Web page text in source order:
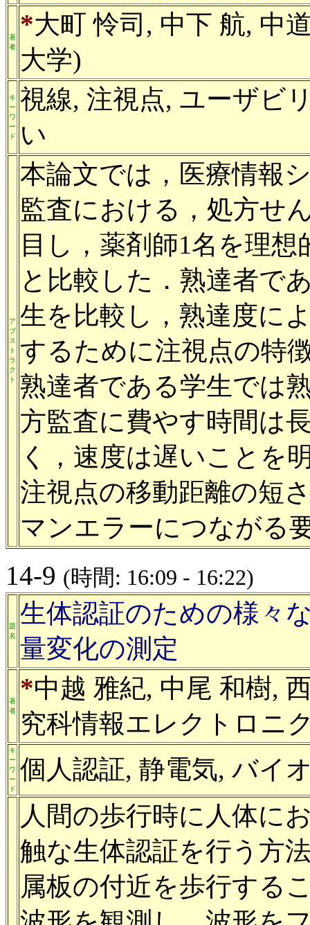
著
者
*大町 怜司, 中下 航, 中
大学)
キ
ー
ワ
ー
ド
視線, 注視点, ユーザビ
い
ア
ブ
ス
ト
ラ
ク
ト
本論文では，医療情報
監査における，処方せ
目し，薬剤師1名を理
と比較した．熟達者で
生を比較し，熟達度に
するために注視点の特
熟達者である学生では
方監査に費やす時間は
く，速度は遅いことを
注視点の移動距離の短
マンエラーにつながる
14-9 (時間: 16:09 - 16:22)
題
名
生体認証のための様々
量変化の測定
著
者
*中越 雅紀, 中尾 和樹,
究科情報エレクトロニ
キ
ー
ワ
ー
ド
個人認証, 静電気, バイ
人間の歩行時に人体に
触な生体認証を行う方
属板の付近を歩行する